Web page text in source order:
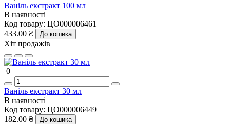
Ваніль екстракт 100 мл
В наявності
Код товару: ЦО000006461
433.00 ₴
До кошика
Хіт продажів
0
Ваніль екстракт 30 мл
В наявності
Код товару: ЦО000006449
182.00 ₴
До кошика